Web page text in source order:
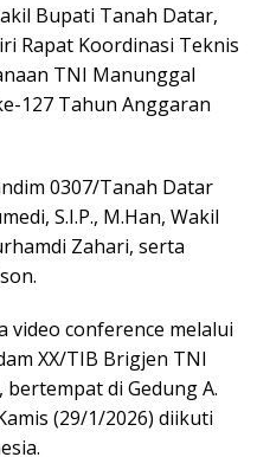
Bupati Tanah Datar,
Rapat Koordinasi Teknis
TNI Manunggal
127 Tahun Anggaran
0307/Tanah Datar
S.I.P., M.Han, Wakil
Zahari, serta
video conference melalui
XX/TIB Brigjen TNI
di Gedung A.
(29/1/2026) diikuti